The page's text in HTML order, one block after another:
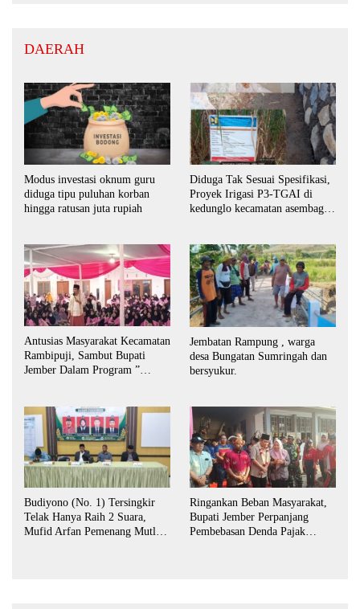
DAERAH
Modus investasi oknum guru
diduga tipu puluhan korban
hingga ratusan juta rupiah
Diduga Tak Sesuai Spesifikasi,
Proyek Irigasi P3-TGAI di
kedunglo kecamatan asembagus
Antusias Masyarakat Kecamatan
Rambipuji, Sambut Bupati
Jember Dalam Program ”
Jembatan Rampung , warga
desa Bungatan Sumringah dan
bersyukur.
Budiyono (No. 1) Tersingkir
Telak Hanya Raih 2 Suara,
Mufid Arfan Pemenang Mutlak
Ringankan Beban Masyarakat,
Bupati Jember Perpanjang
Pembebasan Denda Pajak